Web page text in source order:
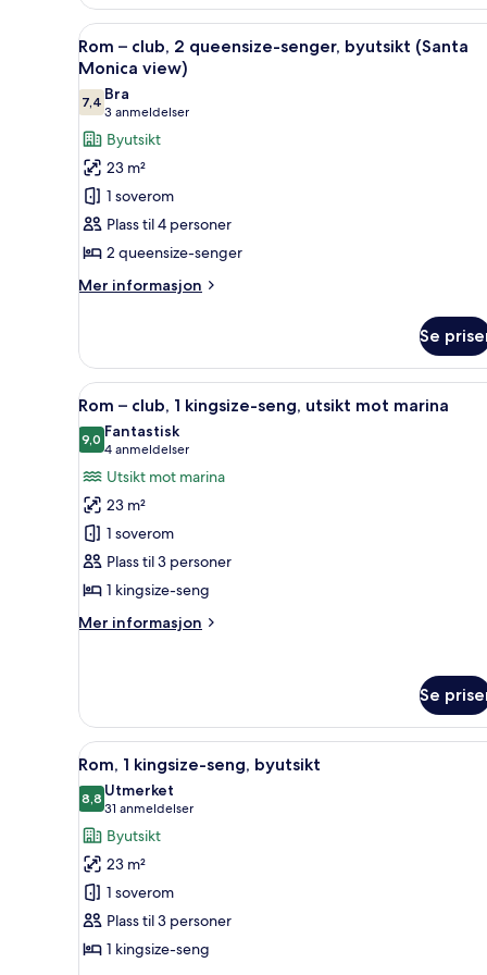
kingsize-
seng,
utsikt
marina
Åpne
alle
bildene
av
Rom
–
club,
2
queensize-
senger,
byutsikt
view)
Dundyner, senger med
16
Rom – club, 2 queensize-senger, byutsikt (Santa
Monica view)
7,47,4 av 10
Bra
3 anmeldelser
(3
anmeldelser)
Byutsikt
23 m²
1 soverom
Plass til 4 personer
2 queensize-senger
Mer informasjon
Mer
–
club,
2
queensize-
senger,
byutsikt
(Santa
Monica
view)
Se
Åpne
alle
bildene
av
Rom
–
club,
1
kingsize-
seng,
17
Rom – club, 1 kingsize-seng, utsikt mot marina
9,09,0 av 10
Fantastisk
4 anmeldelser
(4
anmeldelser)
Utsikt mot marina
23 m²
1 soverom
Plass til 3 personer
1 kingsize-seng
Mer informasjon
Mer
club,
kingsize-
seng,
utsikt
mot
marina
Se
Åpne
alle
bildene
av
Rom,
1
kingsize-
seng,
byutsikt
Dundyner, senger med
10
Rom, 1 kingsize-seng, byutsikt
8,88,8 av 10
Utmerket
31 anmeldelser
(31
anmeldelser)
Byutsikt
23 m²
1 soverom
Plass til 3 personer
1 kingsize-seng